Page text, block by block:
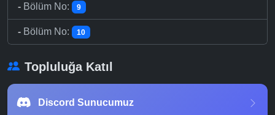
- Bölüm No: 9
- Bölüm No: 10
Topluluğa Katıl
Discord Sunucumuz